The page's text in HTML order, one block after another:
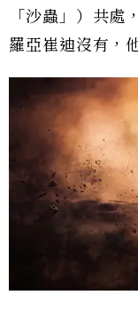
「沙蟲」）共
羅亞崔迪沒有，